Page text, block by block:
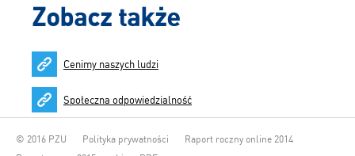
Zobacz także
Cenimy naszych ludzi
Społeczna odpowiedzialność
© 2016 PZU Polityka prywatności
Raport roczny online 2014